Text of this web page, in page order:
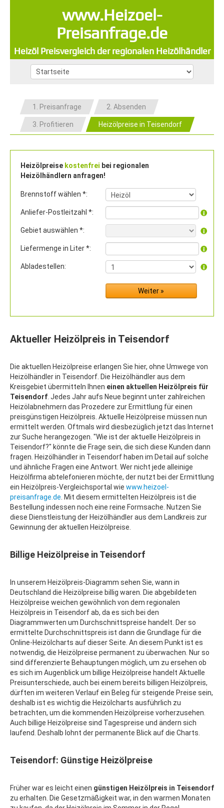
www.Heizoel-
Preisanfrage.de
Heizöl Preisvergleich der regionalen Heizölhändler
1. Preisanfrage 2. Absenden
3. Profitieren Heizölpreise in Teisendorf
Heizölpreise kostenfrei bei regionalen
Heizölhändlern anfragen!
Brennstoff wählen *:
Anliefer-Postleitzahl *:
Gebiet auswählen *:
Liefermenge in Liter *:
Abladestellen:
Aktueller Heizölpreis in Teisendorf
Die aktuellen Heizölpreise erlangen Sie hier, ohne Umwege von
Heizölhändler in Teisendorf. Die Heizölhändler aus dem
Kreisgebiet übermitteln Ihnen einen aktuellen Heizölpreis für
Teisendorf . Jedes Jahr aufs Neue beginnt unter zahlreichen
Heizölabnehmern das Prozedere zur Ermittlung für einen
preisgünstigen Heizölpreis. Aktuelle Heizölpreise müssen nun
ermittelt werden. Oftmals wird diesbezüglich jetzt das Internet
zur Suche herangezogen. "Wie ist der aktuelle Heizölpreis in
Teisendorf?" könnte die Frage sein, die sich diese Kunden dann
fragen. Heizölhändler in Teisendorf haben im Detail auf solche
und ähnliche Fragen eine Antwort. Wer nicht jede alleinige
Heizölfirma abtelefonieren möchte, der nutzt bei der Ermittlung
ein Heizölpreis-Vergleichsportal wie www.heizoel-
preisanfrage.de . Mit diesem ermittelten Heizölpreis ist die
Bestellung indessen noch eine reine Formsache. Nutzen Sie
diese Dienstleistung der Heizölhändler aus dem Landkreis zur
Gewinnung der aktuellen Heizölpreise.
Billige Heizölpreise in Teisendorf
In unserem Heizölpreis-Diagramm sehen Sie, wann in
Deutschland die Heizölpreise billig waren. Die abgebildeten
Heizölpreise weichen gewöhnlich von dem regionalen
Heizölpreis in Teisendorf ab, da es sich bei den
Diagrammwerten um Durchschnittspreise handelt. Der so
ermittelte Durchschnittspreis ist dann die Grundlage für die
Online-Heizölcharts auf dieser Seite. An diesem Punkt ist es
notwendig, die Heizölpreise permanent zu überwachen. Nur so
sind differenzierte Behauptungen möglich, um zu ersehen ob
es sich im Augenblick um billige Heizölpreise handelt Aktuelle
Preisunterschiede, auch bei einem bereits billigen Heizölpreis,
dürften im weiteren Verlauf ein Beleg für steigende Preise sein,
deshalb ist es wichtig die Heizölcharts ausführlich zu
betrachten, um die kommenden Heizölpreise vorherzusehen.
Auch billige Heizölpreise sind Tagespreise und ändern sich
laufend. Deshalb lohnt der permanente Blick auf die Charts.
Teisendorf: Günstige Heizölpreise
Früher war es leicht einen günstigen Heizölpreis in Teisendorf
zu erhalten. Die Gesetzmäßigkeit war, in den warmen Monaten